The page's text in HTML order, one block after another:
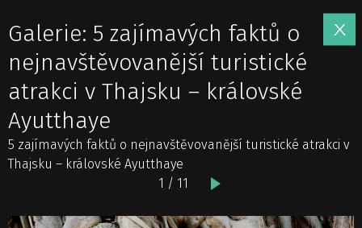
Galerie: 5 zajímavých faktů o
nejnavštěvovanější turistické
atrakci v Thajsku – královské
Ayutthaye
5 zajímavých faktů o nejnavštěvovanější turistické atrakci v
Thajsku – královské Ayutthaye
1 / 11